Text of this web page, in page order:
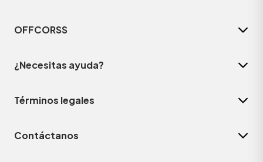
OFFCORSS
¿Necesitas ayuda?
Términos legales
Contáctanos